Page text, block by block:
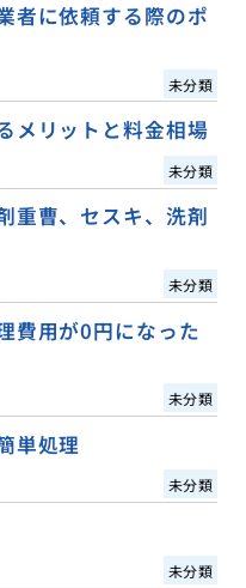
者に依頼する際のポ
未分類
メリットと料金相場
未分類
重曹、セスキ、洗剤
未分類
費用が0円になった
未分類
単処理
未分類
未分類